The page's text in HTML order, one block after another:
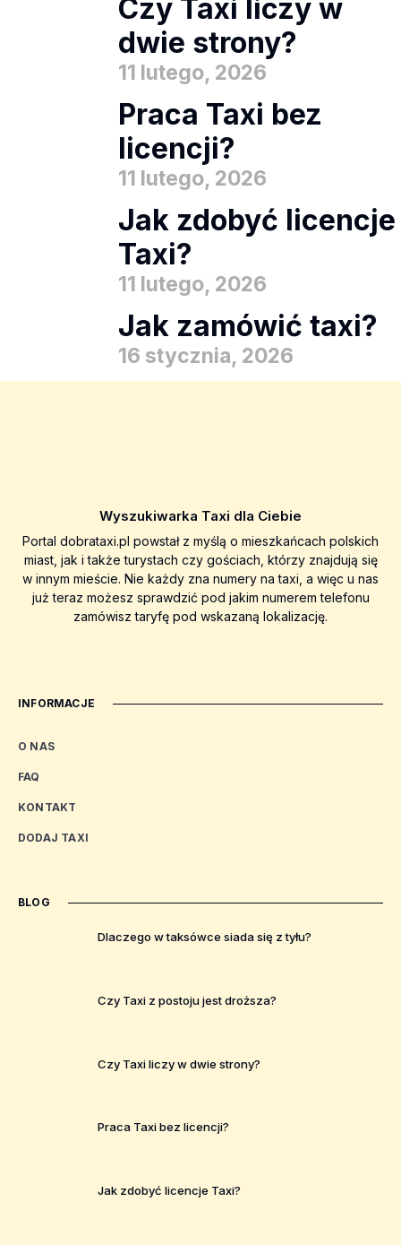
Czy Taxi liczy w
dwie strony?
11 lutego, 2026
Praca Taxi bez
licencji?
11 lutego, 2026
Jak zdobyć licencje
Taxi?
11 lutego, 2026
Jak zamówić taxi?
16 stycznia, 2026
Wyszukiwarka Taxi dla Ciebie
Portal dobrataxi.pl powstał z myślą o mieszkańcach polskich
miast, jak i także turystach czy gościach, którzy znajdują się
w innym mieście. Nie każdy zna numery na taxi, a więc u nas
już teraz możesz sprawdzić pod jakim numerem telefonu
zamówisz taryfę pod wskazaną lokalizację.
INFORMACJE
O NAS
FAQ
KONTAKT
DODAJ TAXI
BLOG
Dlaczego w taksówce siada się z tyłu?
Czy Taxi z postoju jest droższa?
Czy Taxi liczy w dwie strony?
Praca Taxi bez licencji?
Jak zdobyć licencje Taxi?